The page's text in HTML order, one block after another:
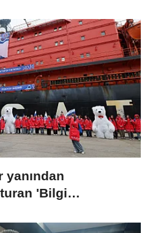
yanından
'Bilgi